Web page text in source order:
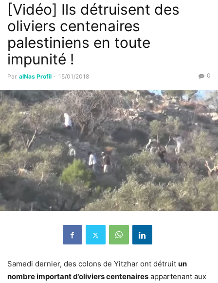
[Vidéo] Ils détruisent des
oliviers centenaires
palestiniens en toute
impunité !
Par alNas Profil - 15/01/2018 0
Samedi dernier, des colons de Yitzhar ont détruit un
nombre important d’oliviers centenaires appartenant aux